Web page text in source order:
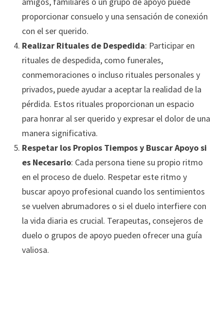
proporcionar consuelo y una sensación de conexión
con el ser querido.
Realizar Rituales de Despedida: Participar en
rituales de despedida, como funerales,
conmemoraciones o incluso rituales personales y
privados, puede ayudar a aceptar la realidad de la
pérdida. Estos rituales proporcionan un espacio
para honrar al ser querido y expresar el dolor de una
manera significativa.
Respetar los Propios Tiempos y Buscar Apoyo si
es Necesario: Cada persona tiene su propio ritmo
en el proceso de duelo. Respetar este ritmo y
buscar apoyo profesional cuando los sentimientos
se vuelven abrumadores o si el duelo interfiere con
la vida diaria es crucial. Terapeutas, consejeros de
duelo o grupos de apoyo pueden ofrecer una guía
valiosa.